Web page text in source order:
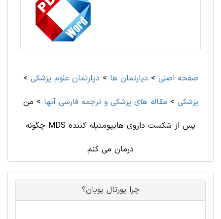
صفحه اصلی > دپارتمان ها > دپارتمان علوم پزشكی >
پزشکی > مقاله های پزشکی و ترجمه فارسی آنها > من
چگونه MDS پس از شکست داروی هایپومتیله کننده
درمان می کنم
چرا پورتال پویان؟